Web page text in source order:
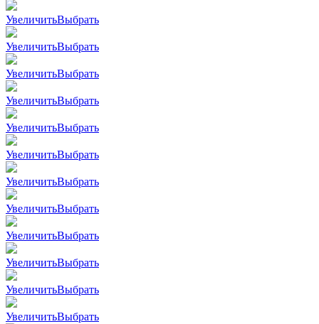
УвеличитьВыбрать
УвеличитьВыбрать
УвеличитьВыбрать
УвеличитьВыбрать
УвеличитьВыбрать
УвеличитьВыбрать
УвеличитьВыбрать
УвеличитьВыбрать
УвеличитьВыбрать
УвеличитьВыбрать
УвеличитьВыбрать
УвеличитьВыбрать